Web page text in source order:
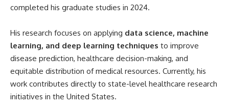
completed his graduate studies in 2024.
His research focuses on applying data science, machine
learning, and deep learning techniques to improve
disease prediction, healthcare decision-making, and
equitable distribution of medical resources. Currently, his
work contributes directly to state-level healthcare research
initiatives in the United States.